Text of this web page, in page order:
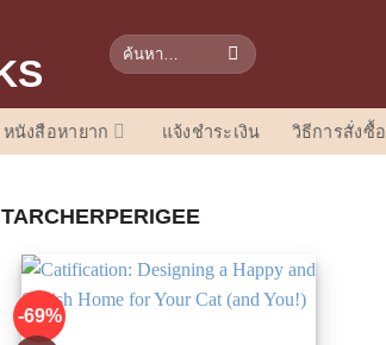
ค้นหา:
หนังสือหายาก แจ้งชำระเงิน วิธีการสั่งซื้อ
TARCHERPERIGEE
-69%